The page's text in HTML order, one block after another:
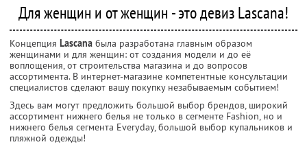
Для женщин и от женщин - это девиз Lascana!
Концепция Lascana была разработана главным образом
женщинами и для женщин: от cоздания модели и до её
воплощения, от строительства магазина и до вопросов
ассортимента. В интернет-магазине компетентные консультации
специалистов сделают вашу покупку незабываемым событием!
Здесь вам могут предложить большой выбор брендов, широкий
ассортимент нижнего белья не только в сегменте Fashion, но и
нижнего белья сегмента Everyday, большой выбор купальников и
пляжной одежды!